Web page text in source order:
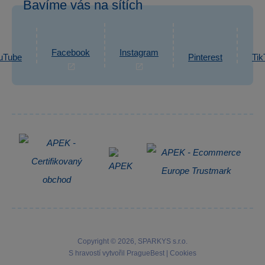
Reklamace
Informace o zpracování osobních údajů
eshop@sparkys.cz
Napsat zprávu
Bavíme vás na sítích
Facebook Instagram Pinterest
Copyright © 2026, SPARKYS s.r.o.
S hravostí vytvořil
PragueBest Cookies